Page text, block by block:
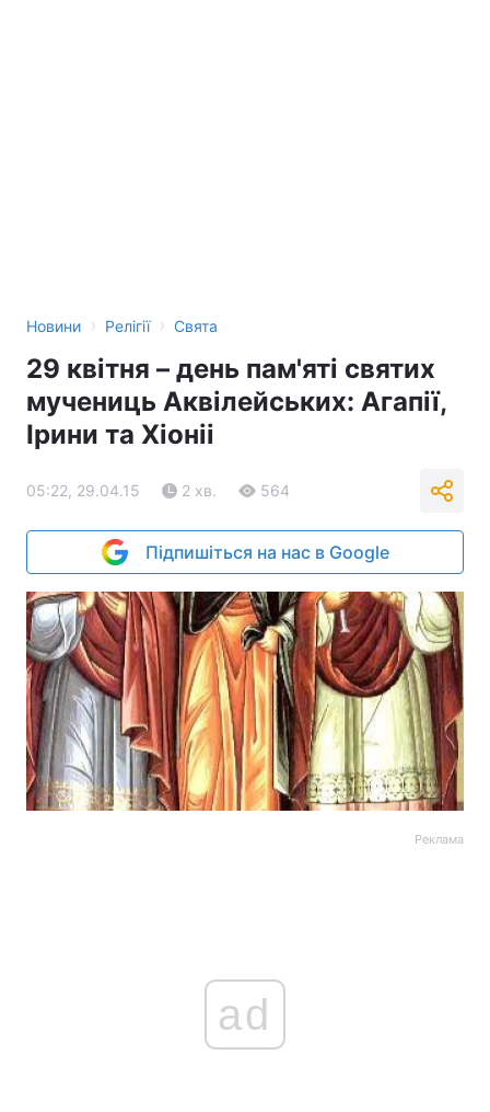
Новини › Релігії › Свята
29 квітня – день пам'яті святих
мучениць Аквілейських: Агапії,
Ірини та Хіоніі
05:22, 29.04.15 2 хв. 564
Підпишіться на нас в Google
Реклама
ad